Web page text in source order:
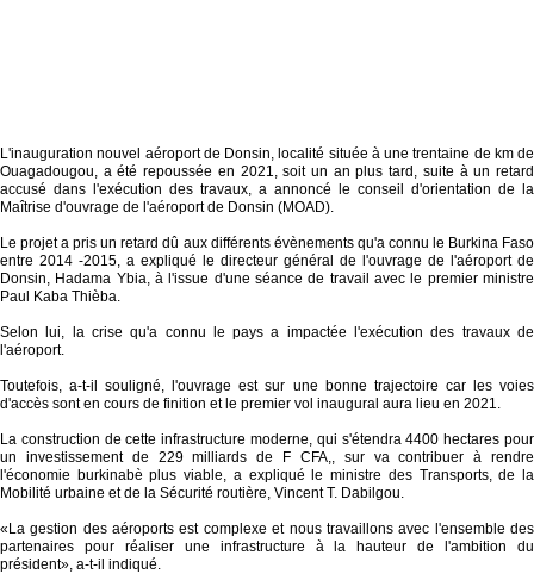
L'inauguration nouvel aéroport de Donsin, localité située à une trentaine de km de
Ouagadougou, a été repoussée en 2021, soit un an plus tard, suite à un retard
accusé dans l'exécution des travaux, a annoncé le conseil d'orientation de la
Maîtrise d'ouvrage de l'aéroport de Donsin (MOAD).
Le projet a pris un retard dû aux différents évènements qu'a connu le Burkina Faso
entre 2014 -2015, a expliqué le directeur général de l'ouvrage de l'aéroport de
Donsin, Hadama Ybia, à l'issue d'une séance de travail avec le premier ministre
Paul Kaba Thièba.
Selon lui, la crise qu'a connu le pays a impactée l'exécution des travaux de
l'aéroport.
Toutefois, a-t-il souligné, l'ouvrage est sur une bonne trajectoire car les voies
d'accès sont en cours de finition et le premier vol inaugural aura lieu en 2021.
La construction de cette infrastructure moderne, qui s'étendra 4400 hectares pour
un investissement de 229 milliards de F CFA,, sur va contribuer à rendre
l'économie burkinabè plus viable, a expliqué le ministre des Transports, de la
Mobilité urbaine et de la Sécurité routière, Vincent T. Dabilgou.
«La gestion des aéroports est complexe et nous travaillons avec l'ensemble des
partenaires pour réaliser une infrastructure à la hauteur de l'ambition du
président», a-t-il indiqué.